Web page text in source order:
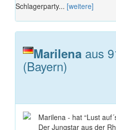
Schlagerparty... [weitere]
Marilena aus
(Bayern)
Marilena - hat “Lust
Der Jungstar aus der